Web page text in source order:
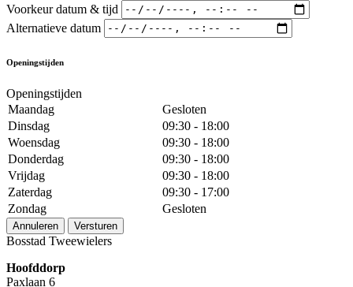
Voorkeur datum & tijd
Alternatieve datum
Openingstijden
Openingstijden
Maandag
Gesloten
Dinsdag
09:30 - 18:00
Woensdag
09:30 - 18:00
Donderdag
09:30 - 18:00
Vrijdag
09:30 - 18:00
Zaterdag
09:30 - 17:00
Zondag
Gesloten
Annuleren Versturen
Bosstad Tweewielers
Hoofddorp
Paxlaan 6